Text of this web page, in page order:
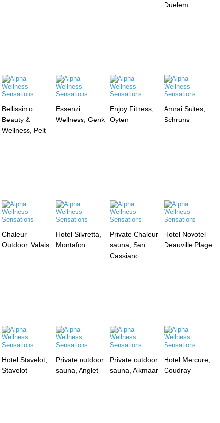
Duelem
Bellissimo
Beauty &
Wellness, Pelt
Essenzi
Wellness, Genk
Enjoy Fitness,
Oyten
Amrai Suites,
Schruns
Chaleur
Outdoor, Valais
Hotel Silvretta,
Montafon
Private Chaleur
sauna, San
Cassiano
Hotel Novotel
Deauville Plage
Hotel Stavelot,
Stavelot
Private outdoor
sauna, Anglet
Private outdoor
sauna, Alkmaar
Hotel Mercure,
Coudray